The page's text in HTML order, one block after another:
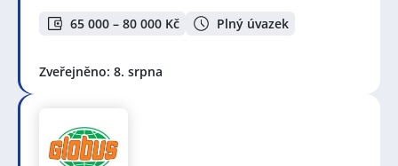
65 000 – 80 000 Kč Plný úvazek
Zveřejněno: 8. srpna